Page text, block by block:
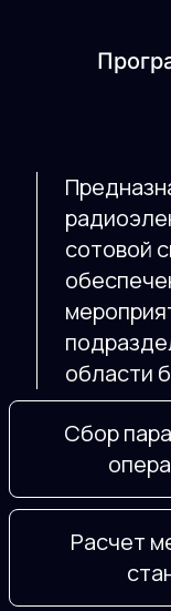
сотовой
области
Сбор
Расчет